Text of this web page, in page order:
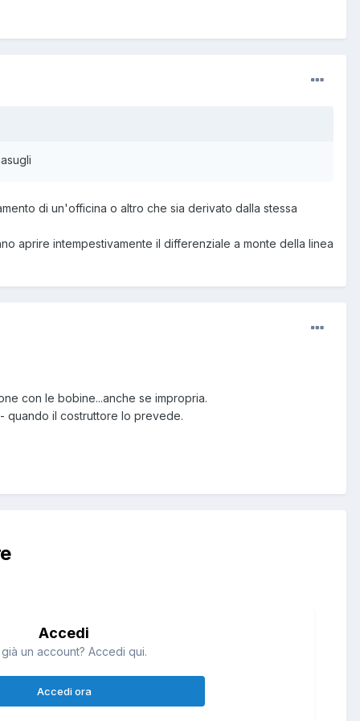
di un'officina o altro che sia derivato dalla stessa
aprire intempestivamente il differenziale a monte della linea
con le bobine...anche se impropria.
quando il costruttore lo prevede.
Accedi
un account? Accedi qui.
Accedi ora